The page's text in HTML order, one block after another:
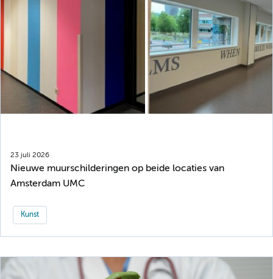
23 juli 2026
Nieuwe muurschilderingen op beide locaties van
Amsterdam UMC
Kunst